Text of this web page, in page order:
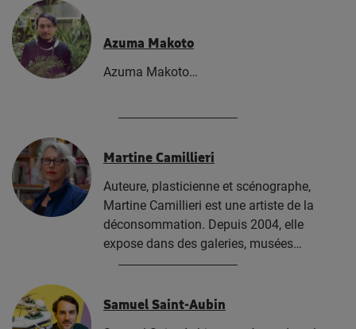
Azuma Makoto
Azuma Makoto…
Martine Camillieri
Auteure, plasticienne et scénographe,
Martine Camillieri est une artiste de la
déconsommation. Depuis 2004, elle
expose dans des galeries, musées…
Samuel Saint-Aubin